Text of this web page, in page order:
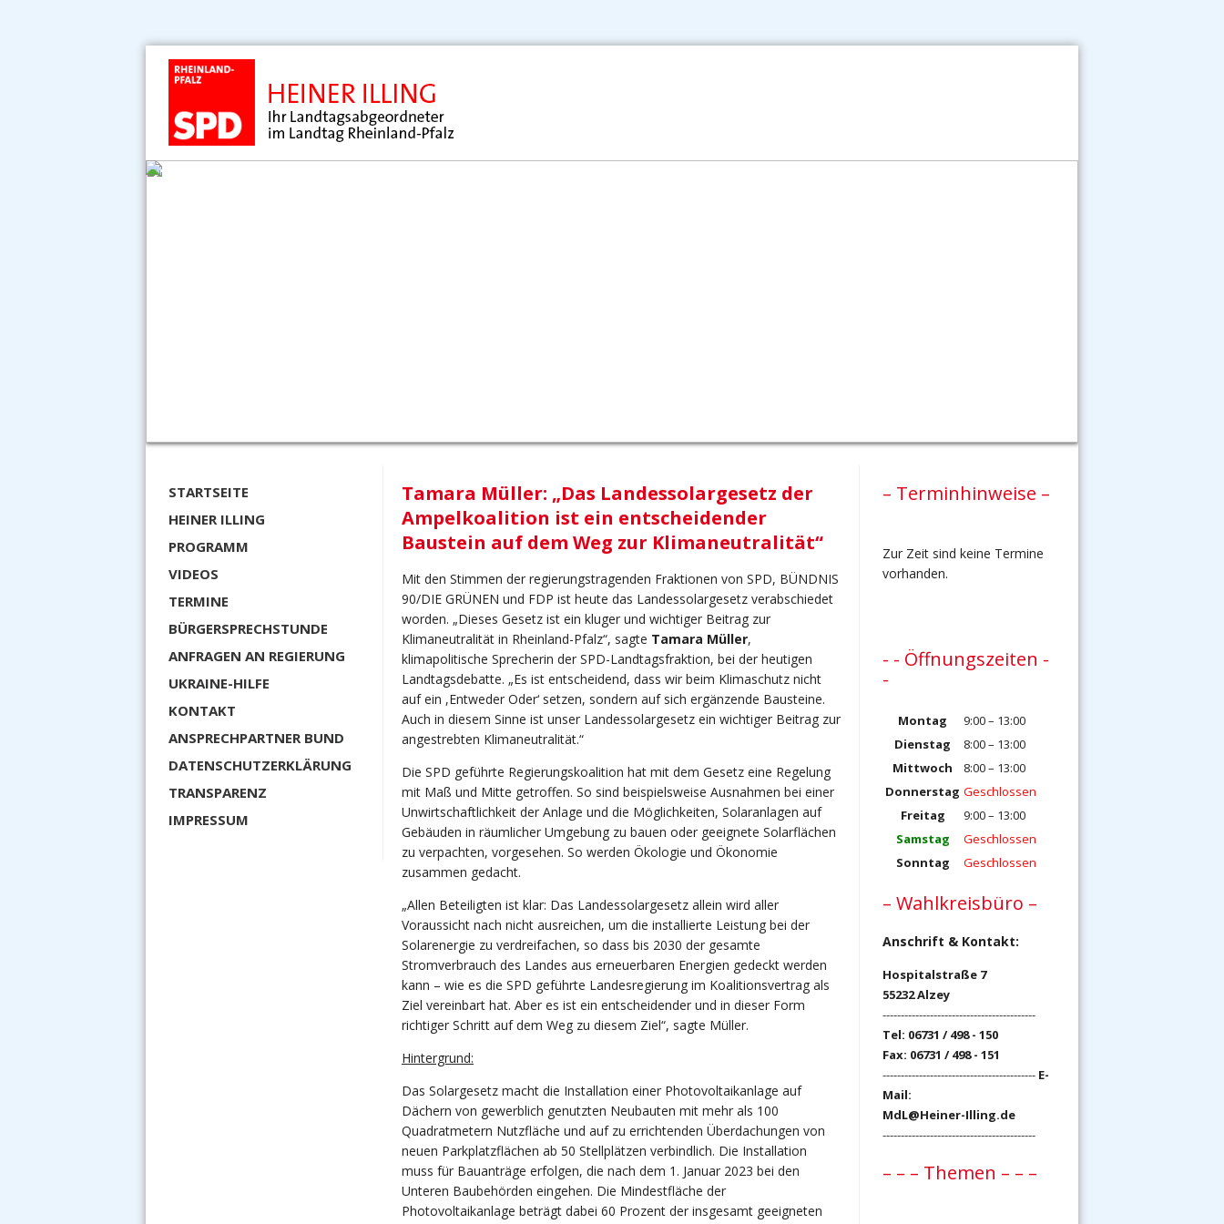
STARTSEITE
HEINER ILLING
PROGRAMM
VIDEOS
TERMINE
BÜRGERSPRECHSTUNDE
ANFRAGEN AN REGIERUNG
UKRAINE-HILFE
KONTAKT
ANSPRECHPARTNER BUND
DATENSCHUTZERKLÄRUNG
TRANSPARENZ
IMPRESSUM
Tamara Müller: „Das Landessolargesetz der
Ampelkoalition ist ein entscheidender
Baustein auf dem Weg zur Klimaneutralität“
Mit den Stimmen der regierungstragenden Fraktionen von SPD, BÜNDNIS
90/DIE GRÜNEN und FDP ist heute das Landessolargesetz verabschiedet
worden. „Dieses Gesetz ist ein kluger und wichtiger Beitrag zur
Klimaneutralität in Rheinland-Pfalz“, sagte Tamara Müller,
klimapolitische Sprecherin der SPD-Landtagsfraktion, bei der heutigen
Landtagsdebatte. „Es ist entscheidend, dass wir beim Klimaschutz nicht
auf ein ,Entweder Oder‘ setzen, sondern auf sich ergänzende Bausteine.
Auch in diesem Sinne ist unser Landessolargesetz ein wichtiger Beitrag zur
angestrebten Klimaneutralität.“
Die SPD geführte Regierungskoalition hat mit dem Gesetz eine Regelung
mit Maß und Mitte getroffen. So sind beispielsweise Ausnahmen bei einer
Unwirtschaftlichkeit der Anlage und die Möglichkeiten, Solaranlagen auf
Gebäuden in räumlicher Umgebung zu bauen oder geeignete Solarflächen
zu verpachten, vorgesehen. So werden Ökologie und Ökonomie
zusammen gedacht.
„Allen Beteiligten ist klar: Das Landessolargesetz allein wird aller
Voraussicht nach nicht ausreichen, um die installierte Leistung bei der
Solarenergie zu verdreifachen, so dass bis 2030 der gesamte
Stromverbrauch des Landes aus erneuerbaren Energien gedeckt werden
kann – wie es die SPD geführte Landesregierung im Koalitionsvertrag als
Ziel vereinbart hat. Aber es ist ein entscheidender und in dieser Form
richtiger Schritt auf dem Weg zu diesem Ziel“, sagte Müller.
Hintergrund:
Das Solargesetz macht die Installation einer Photovoltaikanlage auf
Dächern von gewerblich genutzten Neubauten mit mehr als 100
Quadratmetern Nutzfläche und auf zu errichtenden Überdachungen von
neuen Parkplatzflächen ab 50 Stellplätzen verbindlich. Die Installation
muss für Bauanträge erfolgen, die nach dem 1. Januar 2023 bei den
Unteren Baubehörden eingehen. Die Mindestfläche der
Photovoltaikanlage beträgt dabei 60 Prozent der insgesamt geeigneten
– Terminhinweise –
Zur Zeit sind keine Termine
vorhanden.
- - Öffnungszeiten -
-
Montag
9:00 – 13:00
Dienstag
8:00 – 13:00
Mittwoch
8:00 – 13:00
Donnerstag Geschlossen
Freitag
9:00 – 13:00
Samstag
Geschlossen
Sonntag
Geschlossen
– Wahlkreisbüro –
Anschrift & Kontakt:
Hospitalstraße 7
55232 Alzey
------------------------------------------
Tel: 06731 / 498 - 150
Fax: 06731 / 498 - 151
------------------------------------------ E-
Mail:
MdL@Heiner-Illing.de
------------------------------------------
– – – Themen – – –